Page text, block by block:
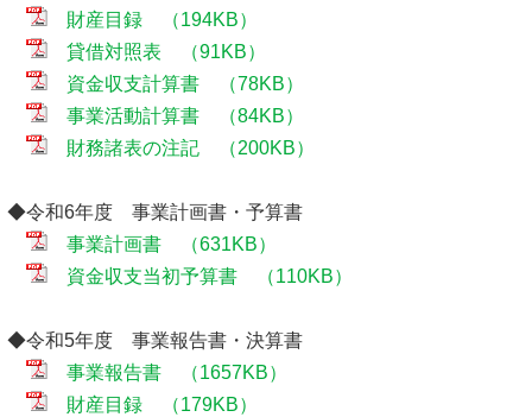
財産目録 （194KB）
貸借対照表 （91KB）
資金収支計算書 （78KB）
事業活動計算書 （84KB）
財務諸表の注記 （200KB）
◆令和6年度 事業計画書・予算書
事業計画書 （631KB）
資金収支当初予算書 （110KB）
◆令和5年度 事業報告書・決算書
事業報告書 （1657KB）
財産目録 （179KB）